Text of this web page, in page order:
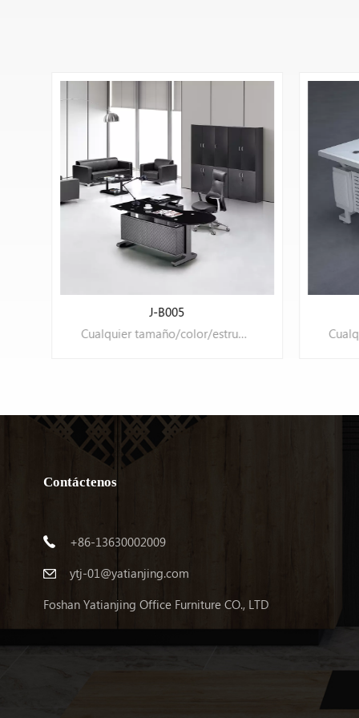
J-B005
Cualquier tamaño/color/estructura puede ser OEM.
Contáctenos
+86-13630002009
ytj-01@yatianjing.com
Foshan Yatianjing Office Furniture CO., LTD